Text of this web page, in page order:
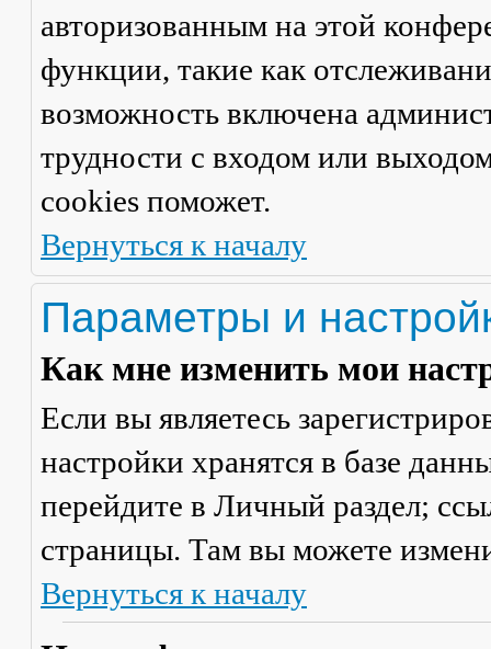
авторизованным на этой
функции, такие как
возможность включена
трудности с входом или
cookies поможет.
Вернуться к началу
Параметры и
Как мне изменить мои
Если вы являетесь
настройки хранятся в базе
перейдите в Личный раздел;
страницы. Там вы можете
Вернуться к началу